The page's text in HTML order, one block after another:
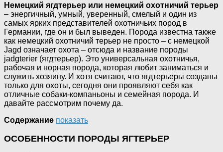
Немецкий ягдтерьер или немецкий охотничий терьер
– энергичный, умный, уверенный, смелый и один из
самых ярких представителей охотничьих пород в
Германии, где он и был выведен. Порода известна также
как немецкий охотничий терьер не просто – с немецкой
Jagd означает охота – отсюда и название породы
jadgterier (ягдтерьер). Это универсальная охотничья,
рабочая и норная порода, которая любит заниматься и
служить хозяину. И хотя считают, что ягдтерьеры созданы
только для охоты, сегодня они проявляют себя как
отличные собаки-компаньоны и семейная порода. И
давайте рассмотрим почему да.
Содержание показать
ОСОБЕННОСТИ ПОРОДЫ ЯГТЕРЬЕР